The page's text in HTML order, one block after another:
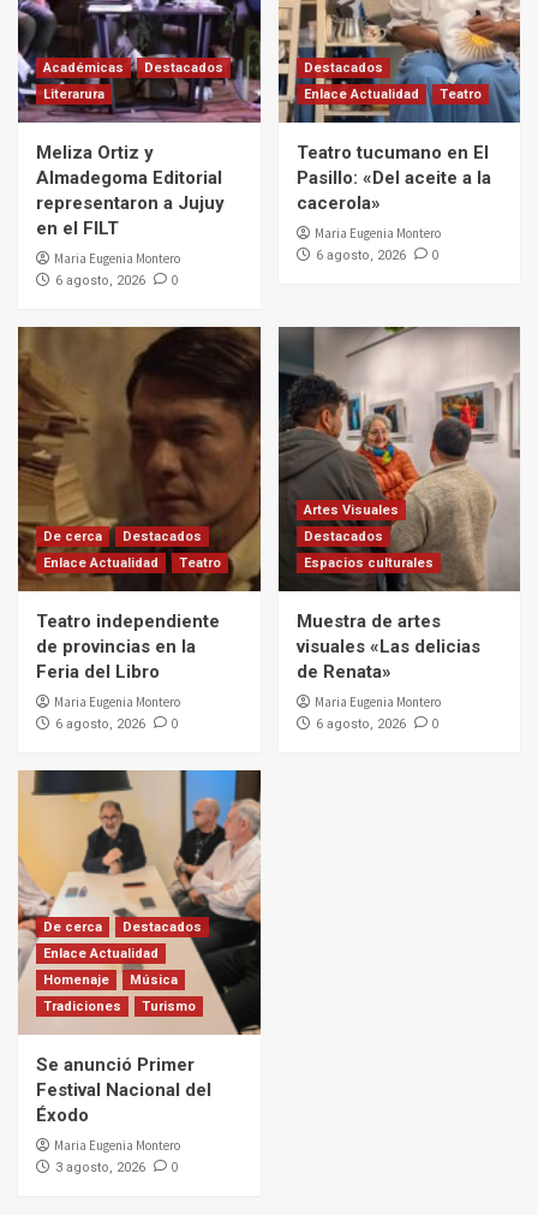
Académicas
Destacados
Literarura
Meliza Ortiz y
Almadegoma Editorial
representaron a Jujuy
en el FILT
Maria Eugenia Montero
6 agosto, 2026 0
Destacados
Enlace Actualidad
Teatro
Teatro tucumano en El
Pasillo: «Del aceite a la
cacerola»
Maria Eugenia Montero
6 agosto, 2026 0
De cerca
Destacados
Enlace Actualidad
Teatro
Teatro independiente
de provincias en la
Feria del Libro
Maria Eugenia Montero
6 agosto, 2026 0
Artes Visuales
Destacados
Espacios culturales
Muestra de artes
visuales «Las delicias
de Renata»
Maria Eugenia Montero
6 agosto, 2026 0
De cerca
Destacados
Enlace Actualidad
Homenaje
Música
Tradiciones
Turismo
Se anunció Primer
Festival Nacional del
Éxodo
Maria Eugenia Montero
3 agosto, 2026 0